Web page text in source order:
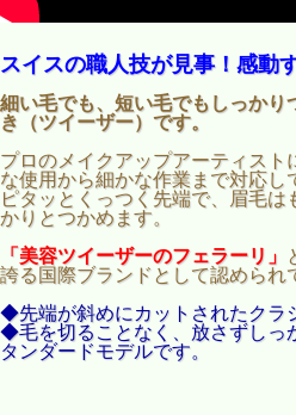
スイスの職人技が見事！感動
細い毛でも、短い毛でもしっかり
き（ツイーザー）です。
プロのメイクアップアーティス
な使用から細かな作業まで対応し
ピタッとくっつく先端で、眉毛
かりとつかめます。
「美容ツイーザーのフェラーリ」
誇る国際ブランドとして認められ
◆先端が斜めにカットされたクラ
◆毛を切ることなく、放さずしっ
タンダードモデルです。